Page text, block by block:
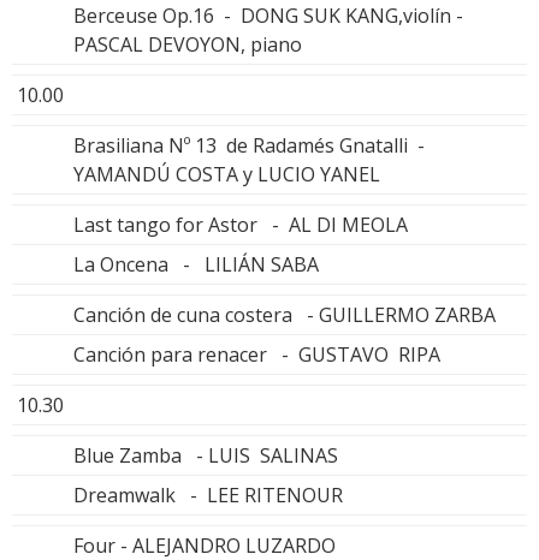
Berceuse Op.16 - DONG SUK KANG,violín -
PASCAL DEVOYON, piano
10.00
Brasiliana Nº 13 de Radamés Gnatalli -
YAMANDÚ COSTA y LUCIO YANEL
Last tango for Astor - AL DI MEOLA
La Oncena - LILIÁN SABA
Canción de cuna costera - GUILLERMO ZARBA
Canción para renacer - GUSTAVO RIPA
10.30
Blue Zamba - LUIS SALINAS
Dreamwalk - LEE RITENOUR
Four - ALEJANDRO LUZARDO